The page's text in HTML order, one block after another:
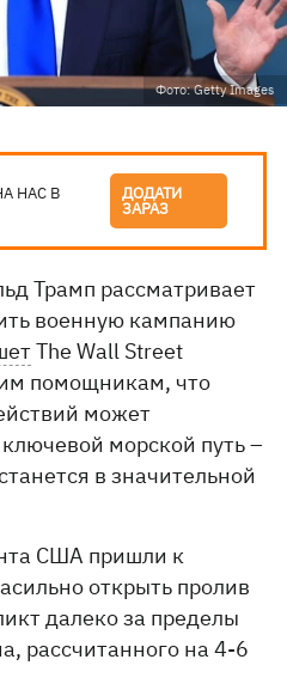
Фото: Getty Images
НАС В ДОДАТИ
ЗАРАЗ
Трамп рассматривает
военную кампанию
The Wall Street
помощникам, что
может
морской путь –
в значительной
США пришли к
открыть пролив
далеко за пределы
рассчитанного на 4-6